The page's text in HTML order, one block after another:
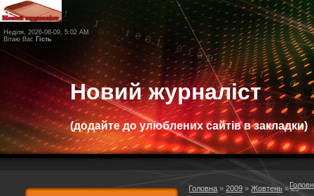
Неділя, 2026-08-09, 5:02 AM
Вітаю Вас Гість
Новий журналіст
(додайте до улюблених сайтів в закладки)
Головна »2009 » Жовтень » 29